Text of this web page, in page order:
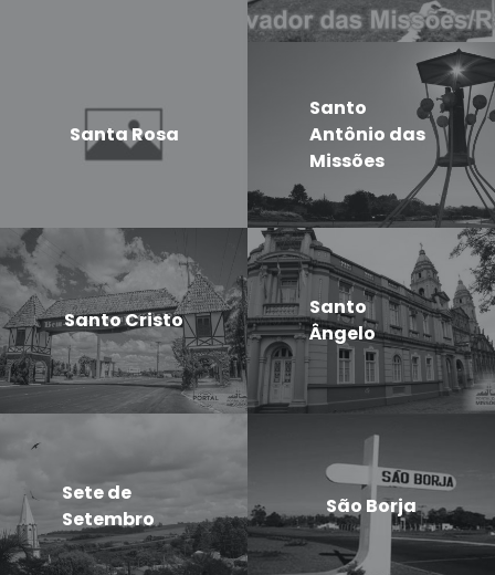
Santa Rosa
Santo
Antônio das
Missões
Santo Cristo
Santo
Ângelo
Sete de
Setembro
São Borja